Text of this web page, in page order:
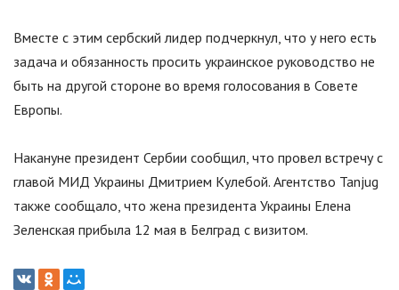
Вместе с этим сербский лидер подчеркнул, что у него есть
задача и обязанность просить украинское руководство не
быть на другой стороне во время голосования в Совете
Европы.
Накануне президент Сербии сообщил, что провел встречу с
главой МИД Украины Дмитрием Кулебой. Агентство Tanjug
также сообщало, что жена президента Украины Елена
Зеленская прибыла 12 мая в Белград с визитом.